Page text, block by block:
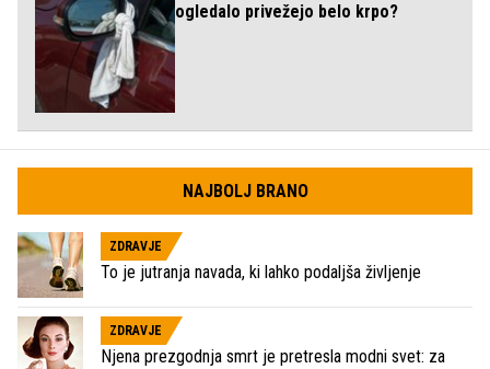
ogledalo privežejo belo krpo?
NAJBOLJ BRANO
ZDRAVJE
To je jutranja navada, ki lahko podaljša življenje
ZDRAVJE
Njena prezgodnja smrt je pretresla modni svet: za